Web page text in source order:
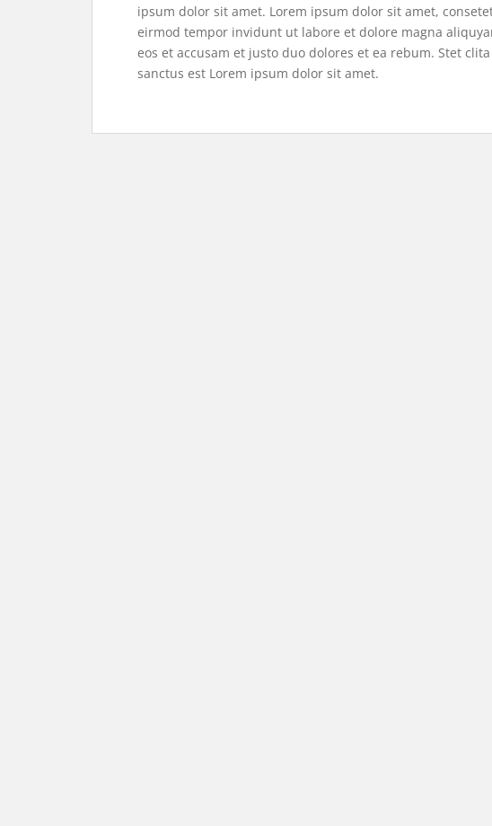
ipsum dolor sit amet. Lorem ipsum dolor sit amet,
eirmod tempor invidunt ut labore et dolore magna
eos et accusam et justo duo dolores et ea rebum. Stet
sanctus est Lorem ipsum dolor sit amet.